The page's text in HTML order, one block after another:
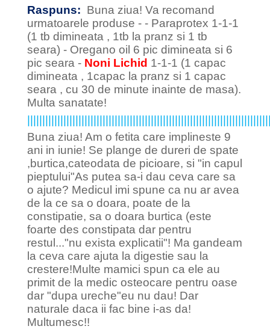
Raspuns: Buna ziua! Va recomand
urmatoarele produse - - Paraprotex 1-1-1
(1 tb dimineata , 1tb la pranz si 1 tb
seara) - Oregano oil 6 pic dimineata si 6
pic seara - Noni Lichid 1-1-1 (1 capac
dimineata , 1capac la pranz si 1 capac
seara , cu 30 de minute inainte de masa).
Multa sanatate!
Buna ziua! Am o fetita care implineste 9
ani in iunie! Se plange de dureri de spate
,burtica,cateodata de picioare, si "in capul
pieptului"As putea sa-i dau ceva care sa
o ajute? Medicul imi spune ca nu ar avea
de la ce sa o doara, poate de la
constipatie, sa o doara burtica (este
foarte des constipata dar pentru
restul..."nu exista explicatii"! Ma gandeam
la ceva care ajuta la digestie sau la
crestere!Multe mamici spun ca ele au
primit de la medic osteocare pentru oase
dar "dupa ureche"eu nu dau! Dar
naturale daca ii fac bine i-as da!
Multumesc!!